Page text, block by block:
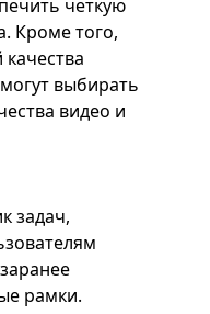
четкую
Кроме того,
выбирать
видео и
задач,
рамки.